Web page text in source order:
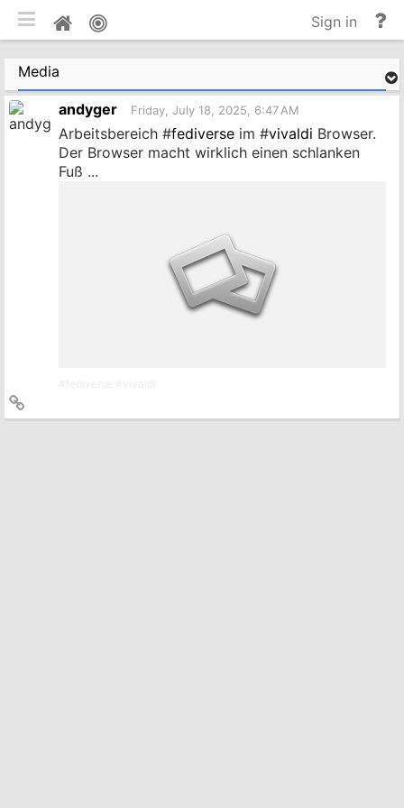
Home Sign in
Media
andyger Friday, July 18, 2025, 6:47 AM
Arbeitsbereich #fediverse im #vivaldi Browser.
Der Browser macht wirklich einen schlanken
Fuß ...
Toggle mobile